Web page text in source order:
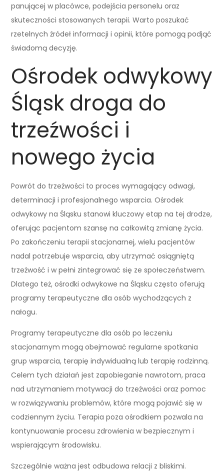
panującej w placówce, podejścia personelu oraz
skuteczności stosowanych terapii. Warto poszukać
rzetelnych źródeł informacji i opinii, które pomogą podjąć
świadomą decyzję.
Ośrodek odwykowy
Śląsk droga do
trzeźwości i
nowego życia
Powrót do trzeźwości to proces wymagający odwagi,
determinacji i profesjonalnego wsparcia. Ośrodek
odwykowy na Śląsku stanowi kluczowy etap na tej drodze,
oferując pacjentom szansę na całkowitą zmianę życia.
Po zakończeniu terapii stacjonarnej, wielu pacjentów
nadal potrzebuje wsparcia, aby utrzymać osiągniętą
trzeźwość i w pełni zintegrować się ze społeczeństwem.
Dlatego też, ośrodki odwykowe na Śląsku często oferują
programy terapeutyczne dla osób wychodzących z
nałogu.
Programy terapeutyczne dla osób po leczeniu
stacjonarnym mogą obejmować regularne spotkania
grup wsparcia, terapię indywidualną lub terapię rodzinną.
Celem tych działań jest zapobieganie nawrotom, praca
nad utrzymaniem motywacji do trzeźwości oraz pomoc
w rozwiązywaniu problemów, które mogą pojawić się w
codziennym życiu. Terapia poza ośrodkiem pozwala na
kontynuowanie procesu zdrowienia w bezpiecznym i
wspierającym środowisku.
Szczególnie ważna jest odbudowa relacji z bliskimi.